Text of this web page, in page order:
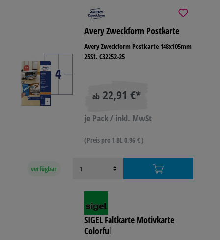
Avery Zweckform Postkarte
Avery Zweckform Postkarte 148x105mm
25St. C32252-25
ab 22,91 €*
je Pack / inkl. MwSt
(Preis pro 1 BL 0,96 € )
verfügbar
SIGEL Faltkarte Motivkarte
Colorful